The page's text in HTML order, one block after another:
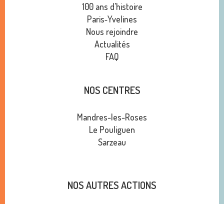
100 ans d'histoire
Paris‑Yvelines
Nous rejoindre
Actualités
FAQ
NOS CENTRES
Mandres-les-Roses
Le Pouliguen
Sarzeau
NOS AUTRES ACTIONS